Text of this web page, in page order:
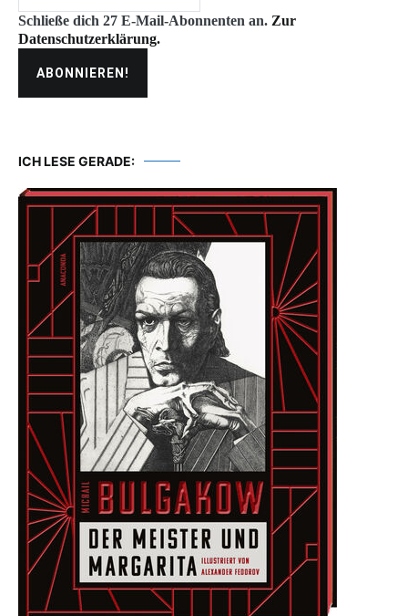
Schließe dich 27 E-Mail-Abonnenten an. Zur
Datenschutzerklärung.
ICH LESE GERADE: